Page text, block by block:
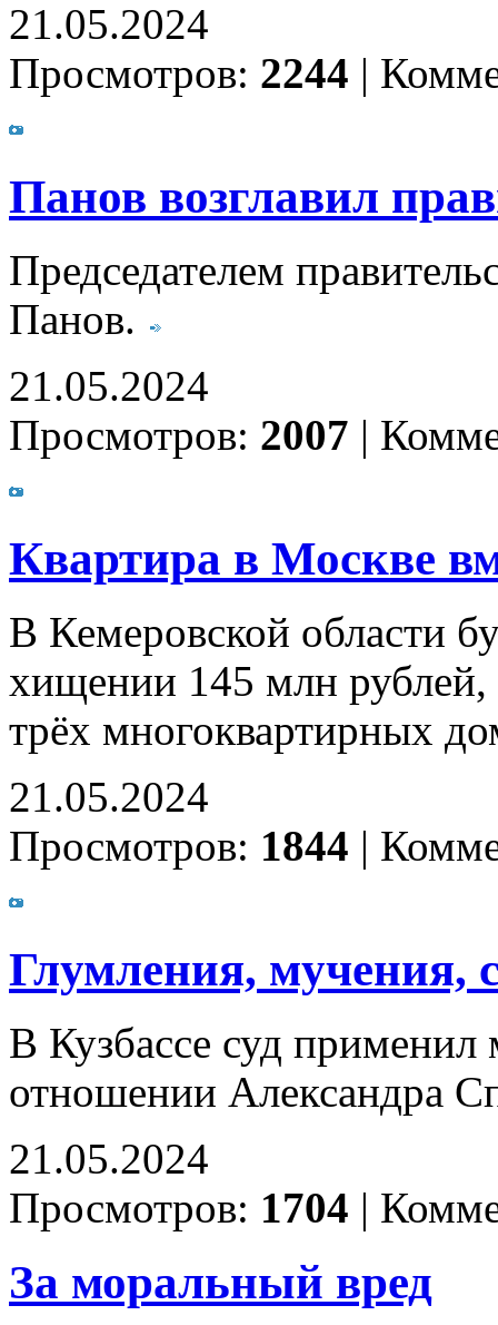
21.05.2024
Просмотров: 2244 |
Панов возглавил
Председателем
Панов.
21.05.2024
Просмотров: 2007 |
Квартира в Москве
В Кемеровской области
хищении 145 млн рублей,
трёх многоквартирных
21.05.2024
Просмотров: 1844 |
Глумления, мучения,
В Кузбассе суд применил
отношении Александра
21.05.2024
Просмотров: 1704 |
За моральный вред